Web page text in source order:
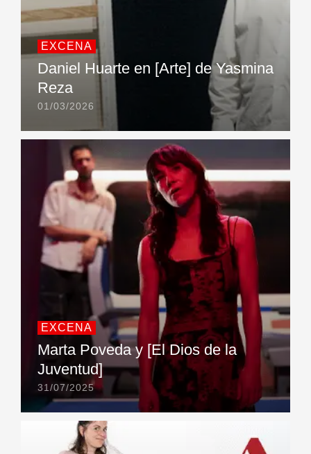
EXCENA
Daniel Huarte en [Arte] de Yasmina
Reza
01/03/2026
EXCENA
Marta Poveda y [El Dios de la
Juventud]
31/07/2025